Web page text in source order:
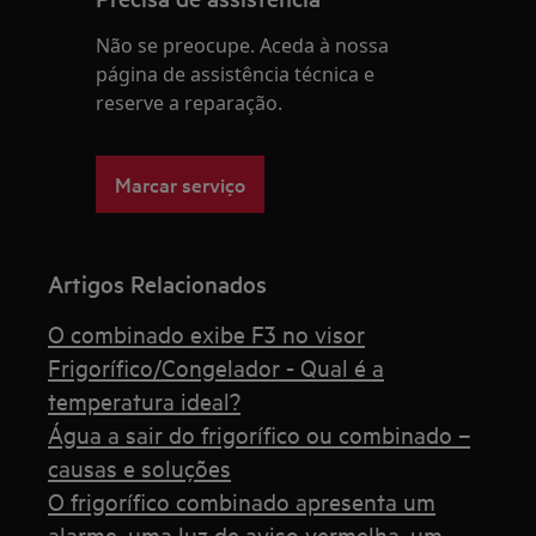
Não se preocupe. Aceda à nossa
página de assistência técnica e
reserve a reparação.
Marcar serviço
Artigos Relacionados
O combinado exibe F3 no visor
Frigorífico/Congelador - Qual é a
temperatura ideal?
Água a sair do frigorífico ou combinado –
causas e soluções
O frigorífico combinado apresenta um